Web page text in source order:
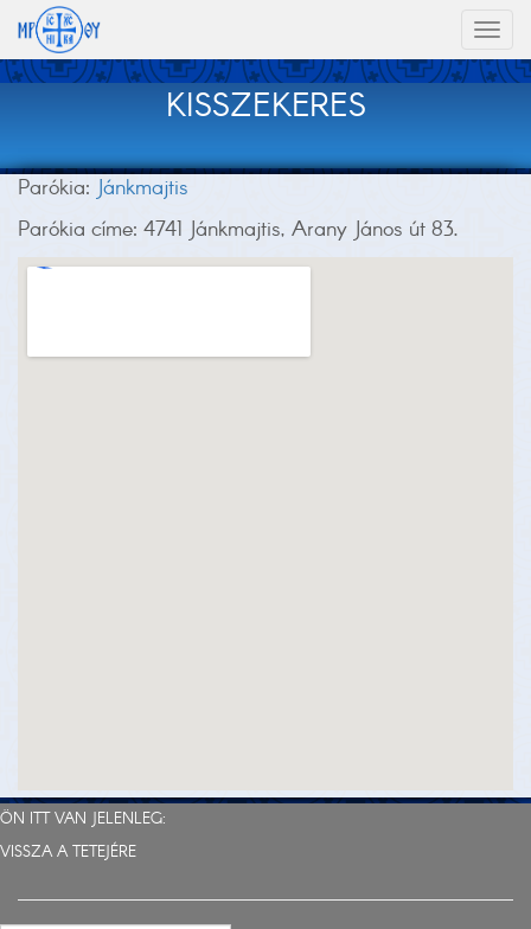
KISSZEKERES
Parókia: Jánkmajtis
Parókia címe: 4741 Jánkmajtis, Arany János út 83.
ÖN ITT VAN JELENLEG:
VISSZA A TETEJÉRE